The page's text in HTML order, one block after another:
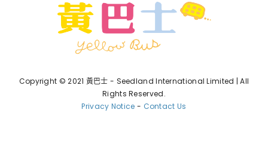
Copyright © 2021 黃巴士 - Seedland International Limited | All
Rights Reserved.
Privacy Notice - Contact Us